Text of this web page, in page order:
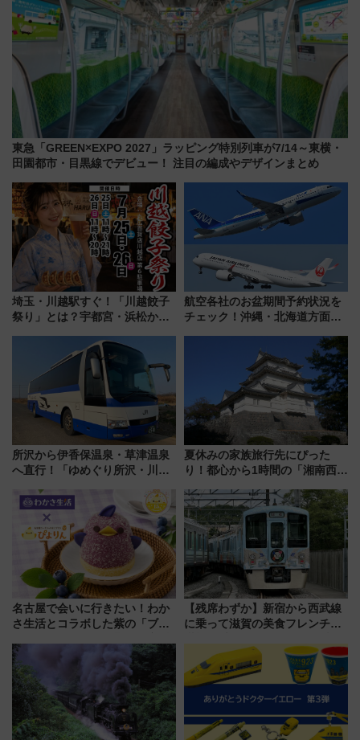
東急「GREEN×EXPO 2027」ラッピング特別列車が7/14～東横・
田園都市・目黒線でデビュー！ 注目の編成やデザインまとめ
埼玉・川越駅すぐ！「川越餃子
祭り」とは？宇都宮・浜松から
を食べ比べ【7月25日・26日開
航空各社のお盆期間予約状況を
チェック！沖縄・北海道方面は
所沢から伊香保温泉・草津温泉
へ直行！「ゆめぐり所沢・川越
軽に 運行ダイヤ・運賃を解説
夏休みの家族旅行先にぴった
り！都心から1時間の「湘南西エ
島とは異なる魅力を持つ今夏の
注目スポット
名古屋で会いに行きたい！わか
さ生活とコラボした紫の「ブル
売
【残席わずか】新宿から西武線
に乗って滋賀の美食フレンチを
「52席の至福」で味わう近江牛
や伝統文化の特別コラボ